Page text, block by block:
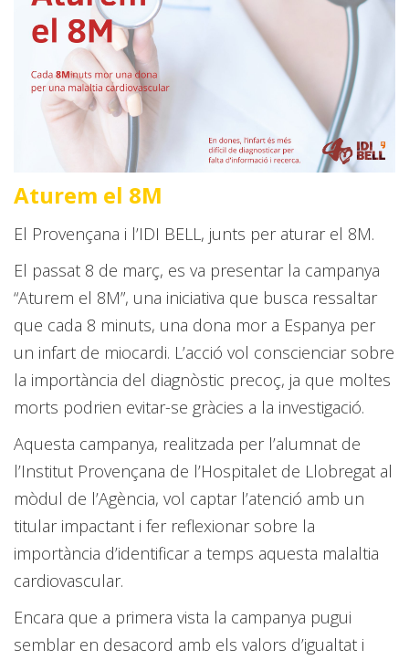
Aturem el 8M
El Provençana i l’IDI BELL, junts per aturar el 8M.
El passat 8 de març, es va presentar la campanya
“Aturem el 8M”, una iniciativa que busca ressaltar
que cada 8 minuts, una dona mor a Espanya per
un infart de miocardi. L’acció vol conscienciar sobre
la importància del diagnòstic precoç, ja que moltes
morts podrien evitar-se gràcies a la investigació.
Aquesta campanya, realitzada per l’alumnat de
l’Institut Provençana de l’Hospitalet de Llobregat al
mòdul de l’Agència, vol captar l’atenció amb un
titular impactant i fer reflexionar sobre la
importància d’identificar a temps aquesta malaltia
cardiovascular.
Encara que a primera vista la campanya pugui
semblar en desacord amb els valors d’igualtat i